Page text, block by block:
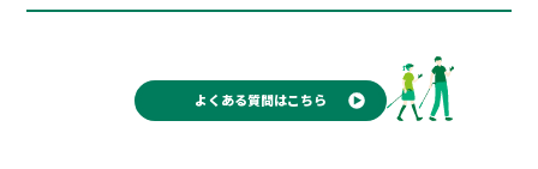
A はい、一部のゴルフブランド以外のアパレルもお買取対象となり
はお値段がつかない場合もございます。お買取対象かどうかご不
明な場合は、お気軽にお問い合わせください。
よくある質問はこちら